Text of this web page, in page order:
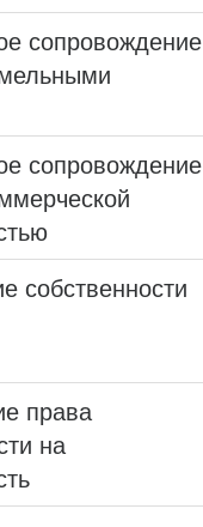
сопровождение
сопровождение
собственности
права
на